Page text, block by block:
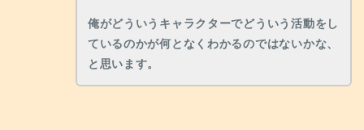
俺がどういうキャラクターでどういう活動をし
ているのかが何となくわかるのではないかな、
と思います。